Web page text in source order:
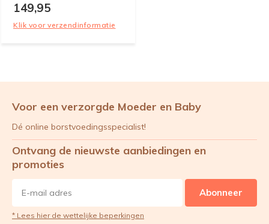
149,95
Klik voor verzendinformatie
Voor een verzorgde Moeder en Baby
Dé online borstvoedingsspecialist!
Ontvang de nieuwste aanbiedingen en
promoties
Abonneer
* Lees hier de wettelijke beperkingen